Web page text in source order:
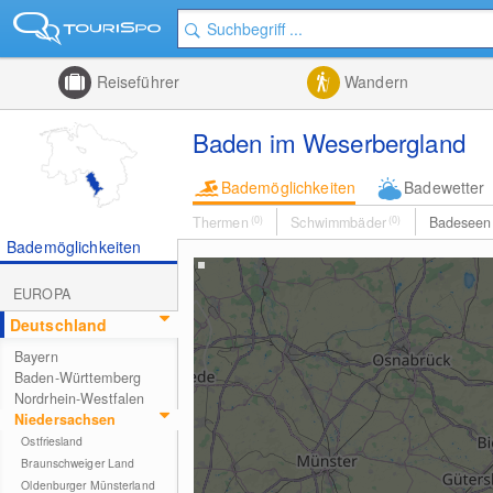
Reiseführer Wandern
Baden im Weserbergland
Bademöglichkeiten Badewetter
Thermen (0) Schwimmbäder(0) Badeseen
Bademöglichkeiten
EUROPA
Deutschland
Bayern
Baden-Württemberg
Nordrhein-Westfalen
Niedersachsen
Ostfriesland
Braunschweiger Land
Oldenburger Münsterland